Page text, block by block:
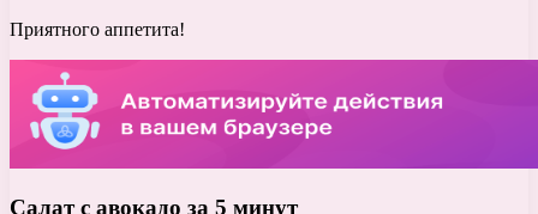
Приятного аппетита!
Салат с авокадо за 5 минут